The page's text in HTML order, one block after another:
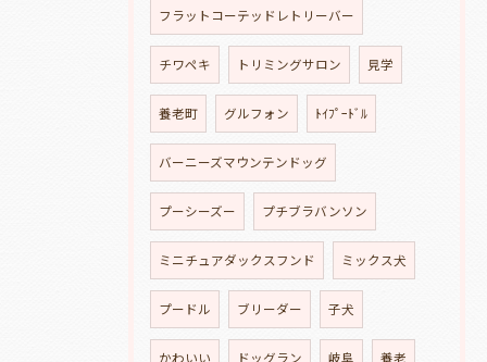
フラットコーテッドレトリーバー
チワペキ トリミングサロン 見学
養老町 グルフォン ﾄｲﾌﾟｰﾄﾞﾙ
バーニーズマウンテンドッグ
プーシーズー プチブラバンソン
ミニチュアダックスフンド ミックス犬
プードル ブリーダー 子犬
かわいい ドッグラン 岐阜 養老